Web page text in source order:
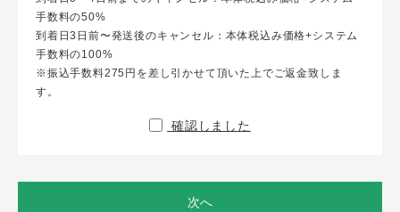
手数料の50%
到着日3日前〜発送後のキャンセル：本体税込み価格+システム
手数料の100%
※振込手数料275円を差し引かせて頂いた上でご返金致しま
す。
確認しました
次へ